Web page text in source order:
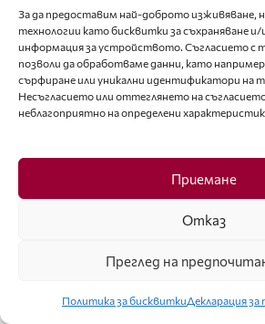
За да предоставим най-доброто изживяване,
технологии като бисквитки за съхраняване
информация за устройството. Съгласието с
позволи да обработваме данни, като
сърфиране или уникални идентификатори на
Несъгласието или оттеглянето на
неблагоприятно на определени
Приемане
Отказ
Преглед на
Политика за бисквиткиДекларация
Начало на „СПРИ РАЗРУХАТА“:
Най-популярни